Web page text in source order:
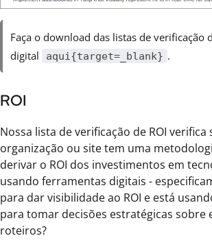
Faça o download das listas de verificação
digital
aqui{target=_blank} .
ROI
Nossa lista de verificação de ROI verifica
organização ou site tem uma
derivar o ROI dos investimentos em
usando ferramentas digitais -
para dar visibilidade ao ROI e está
para tomar decisões estratégicas sobre
roteiros?